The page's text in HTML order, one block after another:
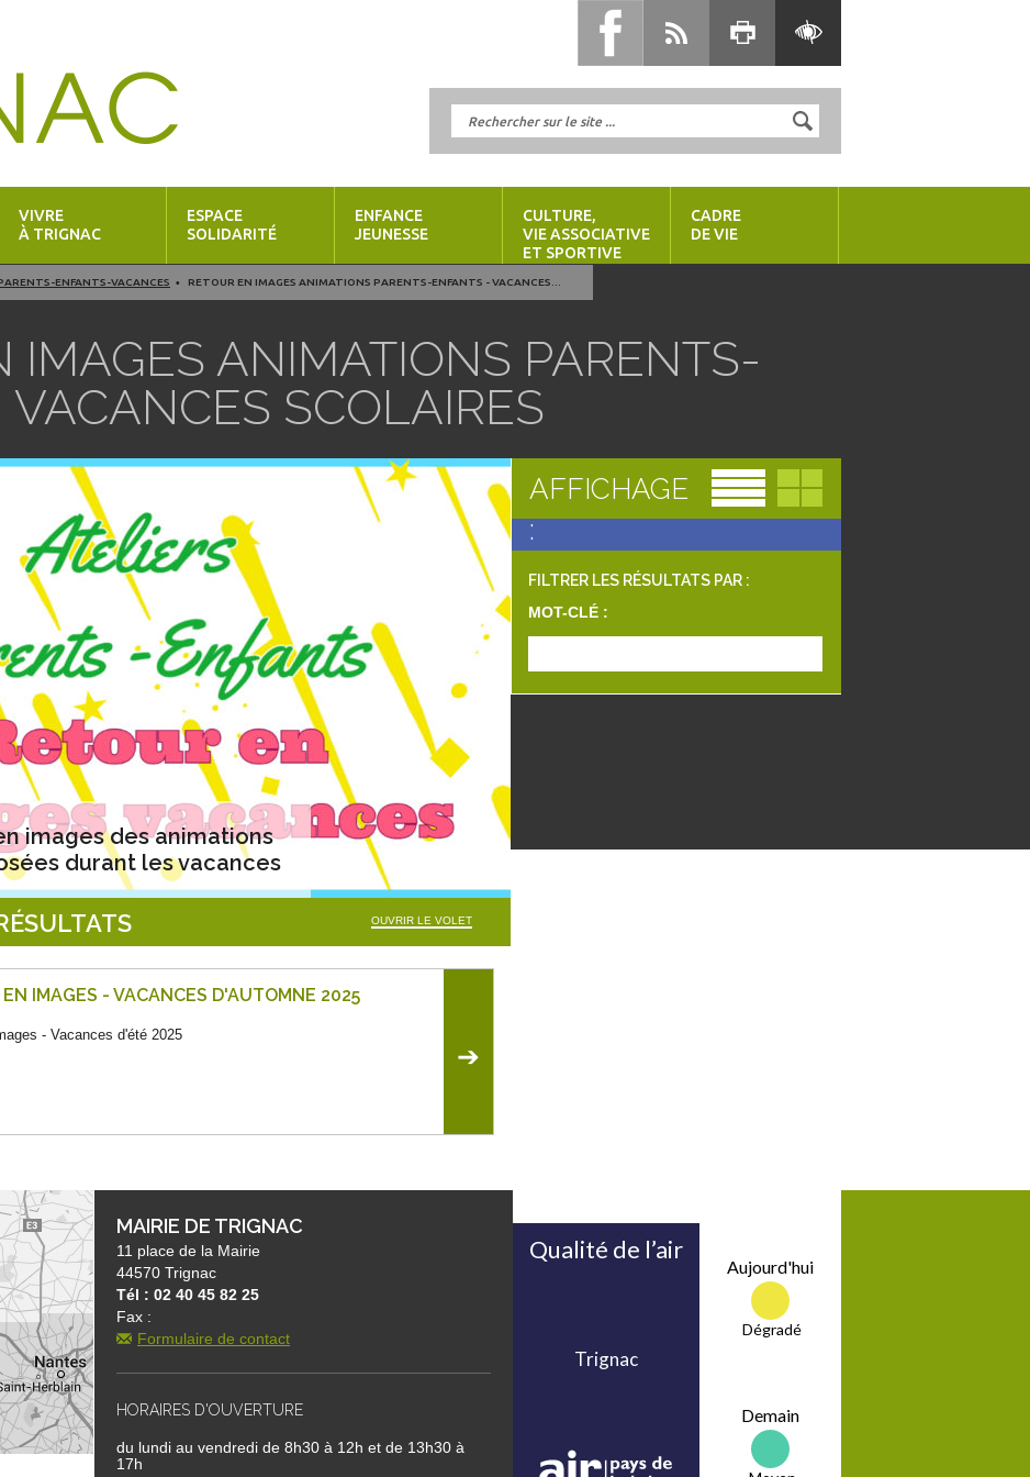
VIVRE
À TRIGNAC
ESPACE
SOLIDARITÉ
ENFANCE
JEUNESSE
CULTURE,
VIE ASSOCIATIVE
ET SPORTIVE
CADRE
DE VIE
ENFANTS-VACANCES RETOUR EN IMAGES ANIMATIONS PARENTS-ENFANTS - VACANCES...
IMAGES ANIMATIONS PARENTS-
SCOLAIRES
images des animations
durant les vacances
OUVRIR LE VOLET
IMAGES - VACANCES D'AUTOMNE 2025
- Vacances d'été 2025
➔
AFFICHAGE
:
FILTRER LES RÉSULTATS PAR :
MOT-CLÉ :
MAIRIE DE TRIGNAC
11 place de la Mairie
44570 Trignac
Tél : 02 40 45 82 25
Fax :
Formulaire de contact
HORAIRES D'OUVERTURE
du lundi au vendredi de 8h30 à 12h et de 13h30 à
17h